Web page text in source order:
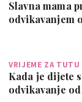
Slavna mama
odvikavanjem
VRIJEME ZA TUTU
Kada je dijete
odvikavanje